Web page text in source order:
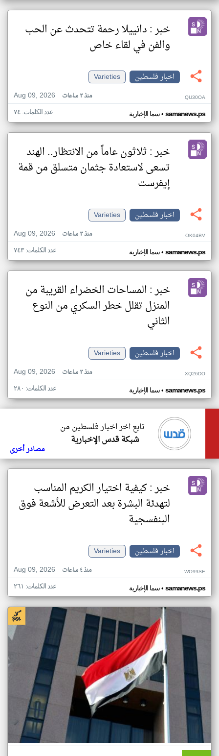
خبر : دانييلا رحمة تتحدث عن الحب
والفن في لقاء خاص
اخبار فلسطين
Varieties
Aug 09, 2026
منذ ٣ ساعات QU30OA
سما الإخبارية• samanews.ps عدد الكلمات: ٧٤
خبر : ثلاثون عاماً من الانتظار.. الهند
تسعى لاستعادة جثمان متسلق من قمة
إيفرست
اخبار فلسطين
Varieties
Aug 09, 2026
منذ ٣ ساعات OK04BV
سما الإخبارية• samanews.ps عدد الكلمات: ٧٤٣
خبر : المساحات الخضراء القريبة من
المنزل تقلل خطر السكري من النوع
الثاني
اخبار فلسطين
Varieties
Aug 09, 2026
منذ ٣ ساعات XQ26DO
سما الإخبارية• samanews.ps عدد الكلمات: ٢٨٠
تابع اخر اخبار فلسطين من
شبكة قدس الإخبارية
مصادر أخرى
خبر : كيفية اختيار الكريم المناسب
لتهدئة البشرة بعد التعرض للأشعة فوق
البنفسجية
اخبار فلسطين
Varieties
Aug 09, 2026
منذ ٤ ساعات WO99SE
سما الإخبارية• samanews.ps عدد الكلمات: ٢٦١